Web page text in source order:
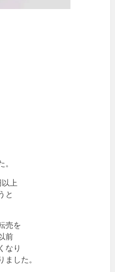
上
と
売を
前
なり
した。